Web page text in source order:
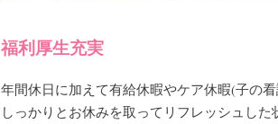
福利厚生充実
年間休日に加えて有給休暇やケア休暇(子の
しっかりとお休みを取ってリフレッシュし